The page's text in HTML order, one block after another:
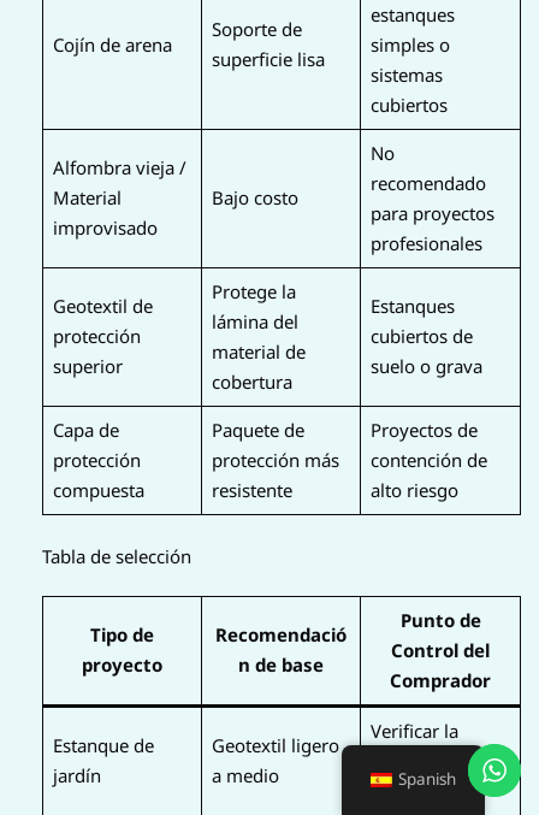
Cojín de arena
Soporte de
superficie lisa
estanques
simples o
sistemas
cubiertos
Alfombra vieja /
Material
improvisado
Bajo costo
No
recomendado
para proyectos
profesionales
Geotextil de
protección
superior
Protege la
lámina del
material de
cobertura
Estanques
cubiertos de
suelo o grava
Capa de
protección
compuesta
Paquete de
protección más
resistente
Proyectos de
contención de
alto riesgo
Tabla de selección
Tipo de
proyecto
Recomendació
n de base
Punto de
Control del
Comprador
Estanque de
jardín
Geotextil ligero
a medio
Verificar la
suavidad de la
base
Spanish